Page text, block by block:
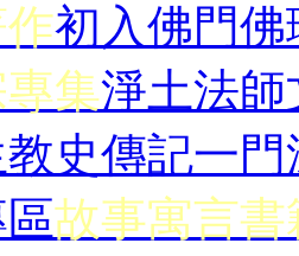
初入佛門佛
集淨土法師
教史傳記一門
故事寓言書